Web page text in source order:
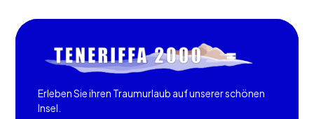
Erleben Sie ihren Traumurlaub auf unserer schönen
Insel.